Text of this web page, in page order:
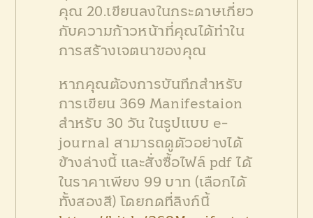
คุณ 20.เขียนลงในกระดาษเกี่ยว
กับความก้าวหน้าที่คุณได้ทำใน
การสร้างเจตนาของคุณ
หากคุณต้องการบันทึกสำหรับ
การเขียน 369 Manifestaion
สำหรับ 30 วัน ในรูปแบบ e-
journal สามารถดูตัวอย่างได้
ข้างล่างนี้ และสั่งซื้อไฟล์ pdf ได้
ในราคาเพียง 99 บาท (เลือกได้
ทั้งสองสี) โดยกดที่ลิงก์นี้